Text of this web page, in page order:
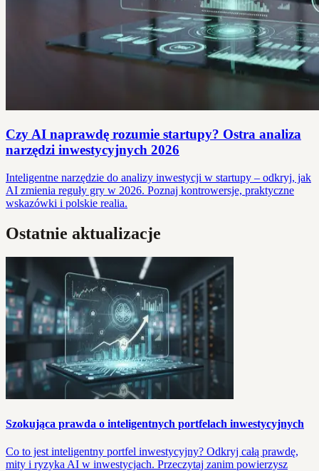
Czy AI naprawdę rozumie startupy? Ostra analiza
narzędzi inwestycyjnych 2026
Inteligentne narzędzie do analizy inwestycji w startupy – odkryj, jak
AI zmienia reguły gry w 2026. Poznaj kontrowersje, praktyczne
wskazówki i polskie realia.
Ostatnie aktualizacje
Szokująca prawda o inteligentnych portfelach inwestycyjnych
Co to jest inteligentny portfel inwestycyjny? Odkryj całą prawdę,
mity i ryzyka AI w inwestycjach. Przeczytaj zanim powierzysz